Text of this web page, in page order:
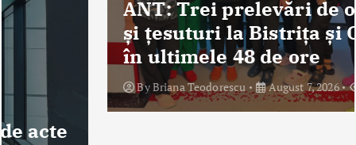
ANT: Trei prelevări de organe
și țesuturi la Bistrița și Oradea
în ultimele 48 de ore
Briana Teodorescu August 7, 2026 320 views